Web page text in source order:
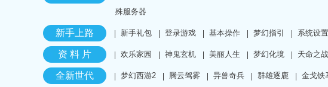
殊服务器
新手上路 新手礼包 登录游戏 基本操作 梦幻指引 系统设置
资 料 片 欢乐家园 神鬼玄机 美丽人生 梦幻化境 天命之战
全新世代 梦幻西游2 腾云驾雾 异兽奇兵 群雄逐鹿 金戈铁